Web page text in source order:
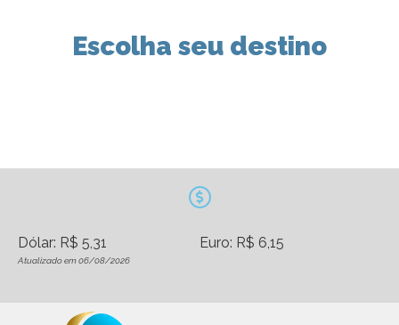
Escolha seu destino
Dólar: R$ 5,31 Euro: R$ 6,15
Atualizado em 06/08/2026